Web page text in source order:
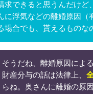
求できると思うんだけど
に浮気などの離婚原因（
場合でも、貰えるものな
そうだね、離婚原因によ
財産分与の話は法律上、
らね。奥さんに離婚の原